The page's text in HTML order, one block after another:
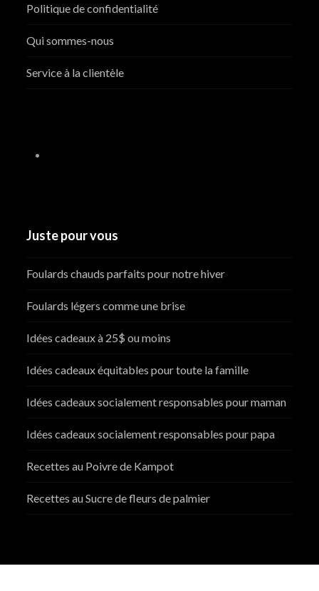
Politique de confidentialité
Qui sommes-nous
Service à la clientèle
Juste pour vous
Foulards chauds parfaits pour notre hiver
Foulards légers comme une brise
Idées cadeaux à 25$ ou moins
Idées cadeaux équitables pour toute la famille
Idées cadeaux socialement responsables pour maman
Idées cadeaux socialement responsables pour papa
Recettes au Poivre de Kampot
Recettes au Sucre de fleurs de palmier